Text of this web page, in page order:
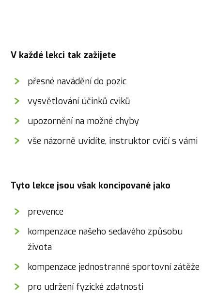
V každé lekci tak zažijete
přesné navádění do pozic
vysvětlování účinků cviků
upozornění na možné chyby
vše názorně uvidíte, instruktor cvičí s vámi
Tyto lekce jsou však koncipované jako
prevence
kompenzace našeho sedavého způsobu
života
kompenzace jednostranné sportovní zátěže
pro udržení fyzické zdatnosti